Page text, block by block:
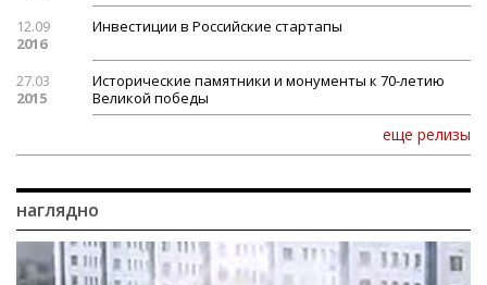
12.09
2016
Инвестиции в Российские стартапы
27.03
2015
Исторические памятники и монументы к 70-летию
Великой победы
еще релизы
наглядно